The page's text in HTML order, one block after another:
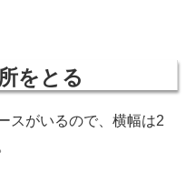
をとる
スがいるので、横幅は2